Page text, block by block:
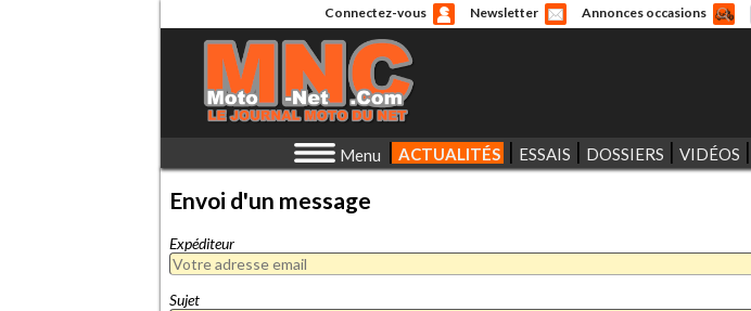
Connectez-vous Newsletter Annonces occasions
Menu ACTUALITÉS ESSAIS DOSSIERS VIDÉOS
Envoi d'un message
Expéditeur
Sujet